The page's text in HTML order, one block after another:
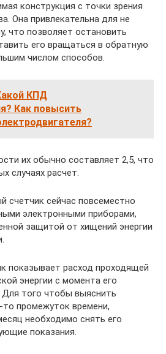
конструкция с точки зрения
Она привлекательна для не
что позволяет остановить
его вращаться в обратную
числом способов.
КПД
Как повысить
их обычно составляет 2,5, что
случаях расчет.
счетчик сейчас повсеместно
электронными приборами,
защитой от хищений энергии
показывает расход проходящей
энергии с момента его
Для того чтобы выяснить
то промежуток времени,
необходимо снять его
показания.